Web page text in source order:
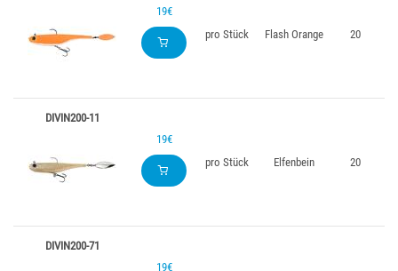
19€
pro Stück
Flash Orange 20
DIVIN200-11
19€
pro Stück
Elfenbein 20
DIVIN200-71
19€